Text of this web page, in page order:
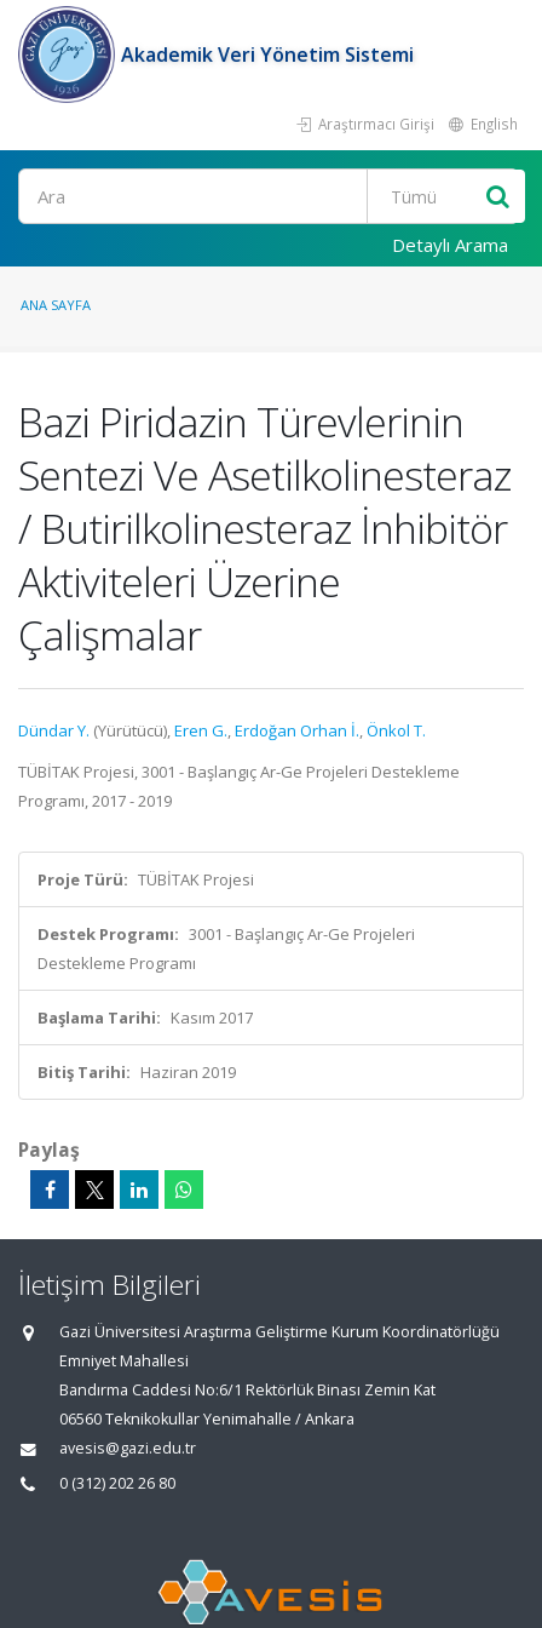
Akademik Veri Yönetim Sistemi
Araştırmacı Girişi English
Ara
Detaylı Arama
ANA SAYFA
Bazi Piridazin Türevlerinin
Sentezi Ve Asetilkolinesteraz
/ Butirilkolinesteraz İnhibitör
Aktiviteleri Üzerine
Çalişmalar
Dündar Y. (Yürütücü),Eren G.,Erdoğan Orhan İ.,Önkol T.
TÜBİTAK Projesi, 3001 - Başlangıç Ar-Ge Projeleri Destekleme
Programı, 2017 - 2019
Proje Türü: TÜBİTAK Projesi
Destek Programı: 3001 - Başlangıç Ar-Ge Projeleri
Destekleme Programı
Başlama Tarihi: Kasım 2017
Bitiş Tarihi: Haziran 2019
Paylaş
İletişim Bilgileri
Gazi Üniversitesi Araştırma Geliştirme Kurum Koordinatörlüğü
Emniyet Mahallesi
Bandırma Caddesi No:6/1 Rektörlük Binası Zemin Kat
06560 Teknikokullar Yenimahalle / Ankara
avesis@gazi.edu.tr
0 (312) 202 26 80